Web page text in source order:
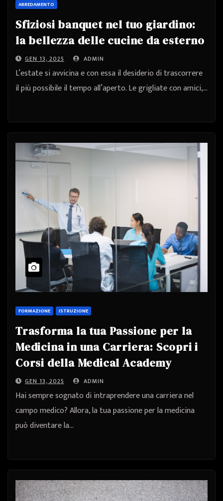
ARREDAMENTO
Sfiziosi banquet nel tuo giardino:
la bellezza delle cucine da esterno
GEN 13, 2025 ADMIN
L’estate si avvicina e con essa il desiderio di trascorrere
il più possibile il tempo all’aperto. Le grigliate con amici,…
FORMAZIONE ISTRUZIONE
Trasforma la tua Passione per la
Medicina in una Carriera: Scopri i
Corsi della Medical Academy
GEN 13, 2025 ADMIN
Hai sempre sognato di intraprendere una carriera nel
campo medico? Allora, la tua passione per la medicina
può diventare la…